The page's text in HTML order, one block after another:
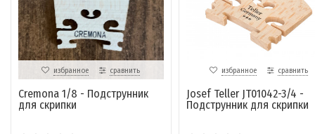
избранное сравнить
Cremona 1/8 - Подструнник
для скрипки
избранное сравнить
Josef Teller JT01042-3/4 -
Подструнник для скрипки